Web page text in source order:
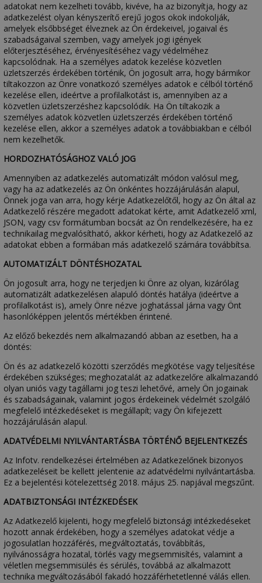
adatokat nem kezelheti tovább, kivéve, ha az bizonyítja, hogy az
adatkezelést olyan kényszerítő erejű jogos okok indokolják,
amelyek elsőbbséget élveznek az Ön érdekeivel, jogaival és
szabadságaival szemben, vagy amelyek jogi igények
előterjesztéséhez, érvényesítéséhez vagy védelméhez
kapcsolódnak. Ha a személyes adatok kezelése közvetlen
üzletszerzés érdekében történik, Ön jogosult arra, hogy bármikor
tiltakozzon az Önre vonatkozó személyes adatok e célból történő
kezelése ellen, ideértve a profilalkotást is, amennyiben az a
közvetlen üzletszerzéshez kapcsolódik. Ha Ön tiltakozik a
személyes adatok közvetlen üzletszerzés érdekében történő
kezelése ellen, akkor a személyes adatok a továbbiakban e célból
nem kezelhetők.
HORDOZHATÓSÁGHOZ VALÓ JOG
Amennyiben az adatkezelés automatizált módon valósul meg,
vagy ha az adatkezelés az Ön önkéntes hozzájárulásán alapul,
Önnek joga van arra, hogy kérje Adatkezelőtől, hogy az Ön által az
Adatkezelő részére megadott adatokat kérte, amit Adatkezelő xml,
JSON, vagy csv formátumban bocsát az Ön rendelkezésére, ha ez
technikailag megvalósítható, akkor kérheti, hogy az Adatkezelő az
adatokat ebben a formában más adatkezelő számára továbbítsa.
AUTOMATIZÁLT DÖNTÉSHOZATAL
Ön jogosult arra, hogy ne terjedjen ki Önre az olyan, kizárólag
automatizált adatkezelésen alapuló döntés hatálya (ideértve a
profilalkotást is), amely Önre nézve joghatással járna vagy Önt
hasonlóképpen jelentős mértékben érintené.
Az előző bekezdés nem alkalmazandó abban az esetben, ha a
döntés:
Ön és az adatkezelő közötti szerződés megkötése vagy teljesítése
érdekében szükséges; meghozatalát az adatkezelőre alkalmazandó
olyan uniós vagy tagállami jog teszi lehetővé, amely Ön jogainak
és szabadságainak, valamint jogos érdekeinek védelmét szolgáló
megfelelő intézkedéseket is megállapít; vagy Ön kifejezett
hozzájárulásán alapul.
ADATVÉDELMI NYILVÁNTARTÁSBA TÖRTÉNŐ BEJELENTKEZÉS
Az Infotv. rendelkezései értelmében az Adatkezelőnek bizonyos
adatkezeléseit be kellett jelentenie az adatvédelmi nyilvántartásba.
Ez a bejelentési kötelezettség 2018. május 25. napjával megszűnt.
ADATBIZTONSÁGI INTÉZKEDÉSEK
Az Adatkezelő kijelenti, hogy megfelelő biztonsági intézkedéseket
hozott annak érdekében, hogy a személyes adatokat védje a
jogosulatlan hozzáférés, megváltoztatás, továbbítás,
nyilvánosságra hozatal, törlés vagy megsemmisítés, valamint a
véletlen megsemmisülés és sérülés, továbbá az alkalmazott
technika megváltozásából fakadó hozzáférhetetlenné válás ellen.